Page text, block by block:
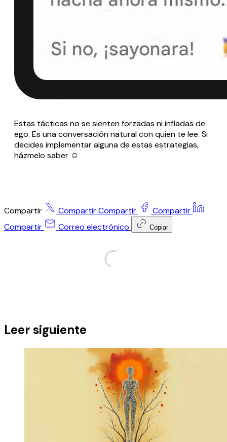
Estas tácticas no se sienten forzadas ni infladas de
ego. Es una conversación natural con quien te lee. Si
decides implementar alguna de estas estrategias,
házmelo saber ☺️
Compartir CompartirCompartir
Compartir
Compartir
Correo electrónico Copiar
Leer siguiente